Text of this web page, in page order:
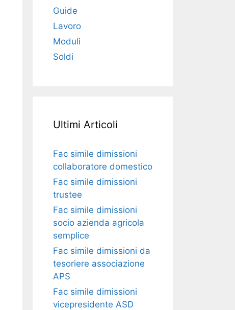
Guide
Lavoro
Moduli
Soldi
Ultimi Articoli
Fac simile dimissioni
collaboratore domestico​​​
Fac simile dimissioni
trustee​​​
Fac simile ​dimissioni
socio azienda agricola
semplice​​​
Fac simile dimissioni da
tesoriere associazione
APS​​
Fac simile dimissioni
vicepresidente ASD​​